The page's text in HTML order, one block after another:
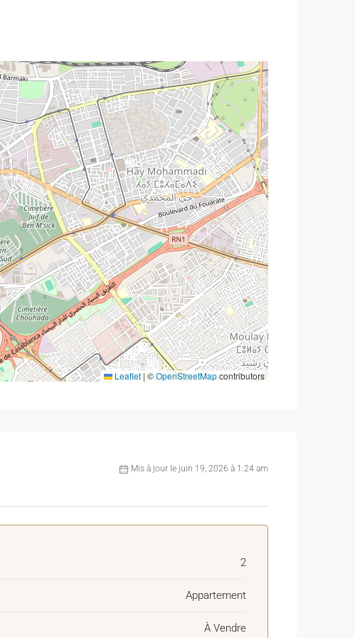
Leaflet | ©OpenStreetMapcontributors
Mis à jour le juin 19, 2026 à 1:24 am
2
Appartement
À Vendre